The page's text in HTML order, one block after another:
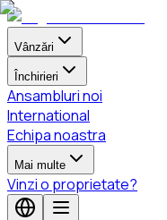
Vânzări
Închirieri
Ansambluri noi
International
Echipa noastra
Mai multe
Vinzi o proprietate?